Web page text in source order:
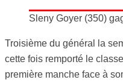
Sleny Goyer (350)
Troisième du général la
cette fois remporté le
première manche face à